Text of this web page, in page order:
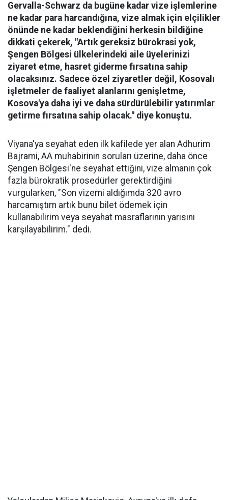
Gervalla-Schwarz da bugüne kadar vize işlemlerine
ne kadar para harcandığına, vize almak için elçilikler
önünde ne kadar beklendiğini herkesin bildiğine
dikkati çekerek, "Artık gereksiz bürokrasi yok,
Şengen Bölgesi ülkelerindeki aile üyelerinizi
ziyaret etme, hasret giderme fırsatına sahip
olacaksınız. Sadece özel ziyaretler değil, Kosovalı
işletmeler de faaliyet alanlarını genişletme,
Kosova'ya daha iyi ve daha sürdürülebilir yatırımlar
getirme fırsatına sahip olacak." diye konuştu.
Viyana'ya seyahat eden ilk kafilede yer alan Adhurim
Bajrami, AA muhabirinin soruları üzerine, daha önce
Şengen Bölgesi'ne seyahat ettiğini, vize almanın çok
fazla bürokratik prosedürler gerektirdiğini
vurgularken, "Son vizemi aldığımda 320 avro
harcamıştım artık bunu bilet ödemek için
kullanabilirim veya seyahat masraflarının yarısını
karşılayabilirim." dedi.